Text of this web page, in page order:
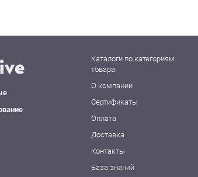
Каталоги по категориям
товара
О компании
Сертификаты
Оплата
Доставка
Контакты
База знаний